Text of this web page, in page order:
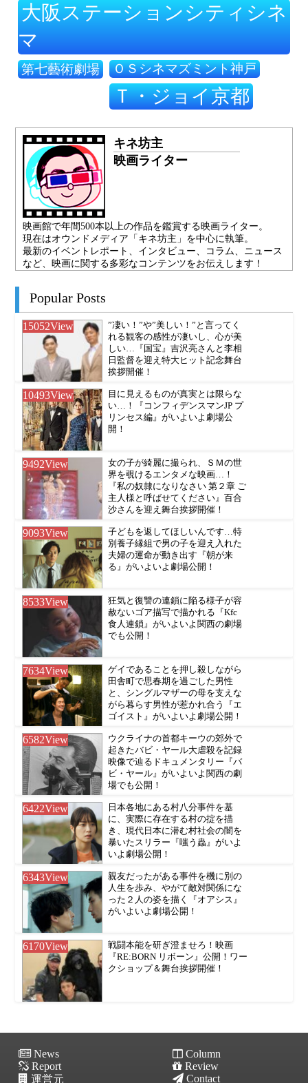
大阪ステーションシティシネ
マ
第七藝術劇場 ＯＳシネマズミント神戸
Ｔ・ジョイ京都
キネ坊主
映画ライター
映画館で年間500本以上の作品を鑑賞する映画ライター。
現在はオウンドメディア「キネ坊主」を中心に執筆。
最新のイベントレポート、インタビュー、コラム、ニュース
など、映画に関する多彩なコンテンツをお伝えします！
Popular Posts
15052View
”凄い！”や”美しい！”と言ってく
れる観客の感性が凄いし、心が美
しい…『国宝』吉沢亮さんと李相
日監督を迎え特大ヒット記念舞台
挨拶開催！
10493View
目に見えるものが真実とは限らな
い…！『コンフィデンスマンJP プ
リンセス編』がいよいよ劇場公
開！
9492View
女の子が綺麗に撮られ、ＳＭの世
界を覗けるエンタメな映画…！
『私の奴隷になりなさい 第２章 ご
主人様と呼ばせてください』百合
沙さんを迎え舞台挨拶開催！
9093View
子どもを返してほしいんです…特
別養子縁組で男の子を迎え入れた
夫婦の運命が動き出す『朝が来
る』がいよいよ劇場公開！
8533View
狂気と復讐の連鎖に陥る様子が容
赦ないゴア描写で描かれる『Kfc
食人連鎖』がいよいよ関西の劇場
でも公開！
7634View
ゲイであることを押し殺しながら
田舎町で思春期を過ごした男性
と、シングルマザーの母を支えな
がら暮らす男性が惹かれ合う『エ
ゴイスト』がいよいよ劇場公開！
6582View
ウクライナの首都キーウの郊外で
起きたバビ・ヤール大虐殺を記録
映像で辿るドキュメンタリー『バ
ビ・ヤール』がいよいよ関西の劇
場でも公開！
6422View
日本各地にある村八分事件を基
に、実際に存在する村の掟を描
き、現代日本に潜む村社会の闇を
暴いたスリラー『嗤う蟲』がいよ
いよ劇場公開！
6343View
親友だったがある事件を機に別の
人生を歩み、やがて敵対関係にな
った２人の姿を描く『オアシス』
がいよいよ劇場公開！
6170View
戦闘本能を研ぎ澄ませろ！映画
『RE:BORN リボーン』公開！ワー
クショップ＆舞台挨拶開催！
News
Column
Report
Review
運営元
Contact